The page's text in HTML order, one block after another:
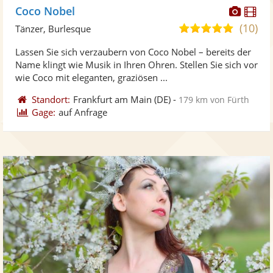
Fotos
Coco Nobel
5,0
5
(10)
Tänzer, Burlesque
Lassen Sie sich verzaubern von Coco Nobel – bereits der
Name klingt wie Musik in Ihren Ohren. Stellen Sie sich vor
wie Coco mit eleganten, graziösen ...
Standort: Frankfurt am Main (DE) - 179 km von Fürth
Gage: auf Anfrage